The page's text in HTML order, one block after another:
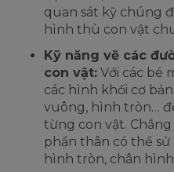
quan sát kỹ chúng
hình thù con vật
Kỹ năng vẽ các
con vật: Với các bé
các hình khối cơ
vuông, hình tròn…
từng con vật.
phần thân có thể
hình tròn, chân